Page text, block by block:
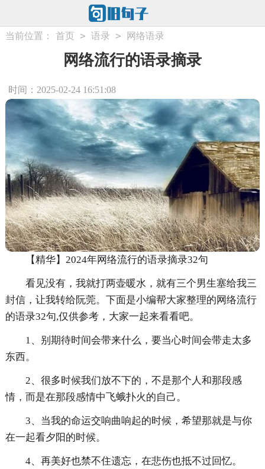
当前位置： 首页 > 语录 > 网络语录
网络流行的语录摘录
时间：2025-02-24 16:51:08
【精华】2024年网络流行的语录摘录32句
看见没有，我就打两壶暖水，就有三个男生塞给我三
封信，让我转给阮莞。下面是小编帮大家整理的网络流行
的语录32句,仅供参考，大家一起来看看吧。
1、别期待时间会带来什么，要当心时间会带走太多
东西。
2、很多时候我们放不下的，不是那个人和那段感
情，而是在那段感情中飞蛾扑火的自己。
3、当我的命运交响曲响起的时候，希望那就是与你
在一起看夕阳的时候。
4、再美好也禁不住遗忘，在悲伤也抵不过回忆。